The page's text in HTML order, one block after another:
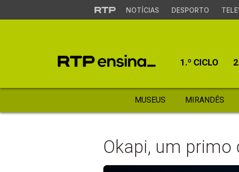
NOTÍCIAS DESPORTO
1.º CICLO
MUSEUS MIRANDÊS
Okapi, um primo